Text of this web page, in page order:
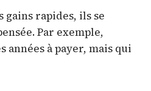
rapides, ils se
Par exemple,
années à payer, mais qui